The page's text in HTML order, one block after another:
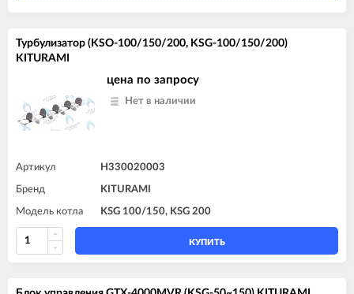
Турбулизатор (KSO-100/150/200, KSG-100/150/200)
KITURAMI
цена по запросу
Нет в наличии
Артикул H330020003
Бренд KITURAMI
Модель котла KSG 100/150, KSG 200
КУПИТЬ